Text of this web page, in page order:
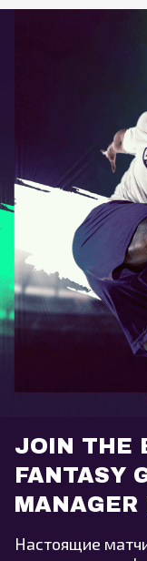
JOIN THE
FANTASY
Настоящие